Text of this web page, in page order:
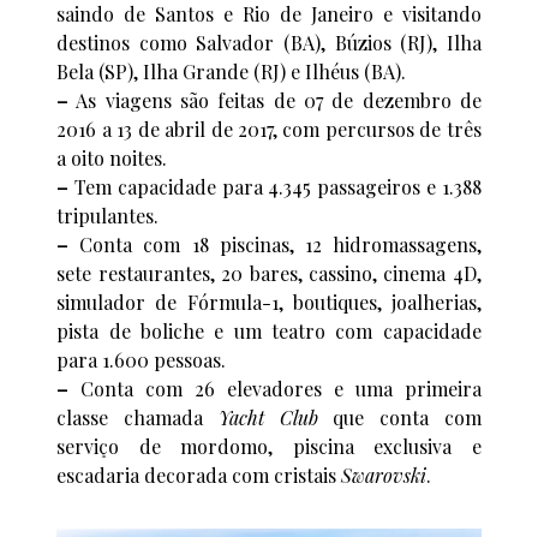
saindo de Santos e Rio de Janeiro e visitando
destinos como Salvador (BA), Búzios (RJ), Ilha
Bela (SP), Ilha Grande (RJ) e Ilhéus (BA).
– As viagens são feitas de 07 de dezembro de
2016 a 13 de abril de 2017, com percursos de três
a oito noites.
– Tem capacidade para 4.345 passageiros e 1.388
tripulantes.
– Conta com 18 piscinas, 12 hidromassagens,
sete restaurantes, 20 bares, cassino, cinema 4D,
simulador de Fórmula-1, boutiques, joalherias,
pista de boliche e um teatro com capacidade
para 1.600 pessoas.
– Conta com 26 elevadores e uma primeira
classe chamada Yacht Clubque conta com
serviço de mordomo, piscina exclusiva e
escadaria decorada com cristaisSwarovski.